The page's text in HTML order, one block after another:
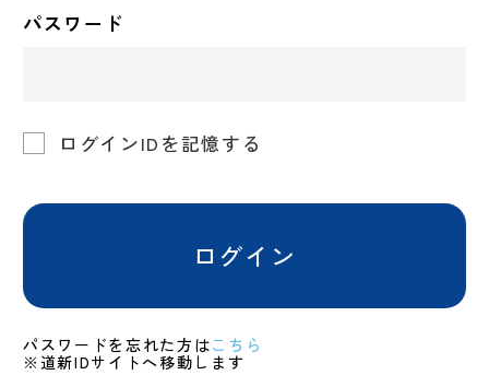
パスワード
ログインIDを記憶する
ログイン
パスワードを忘れた方はこちら
※道新IDサイトへ移動します